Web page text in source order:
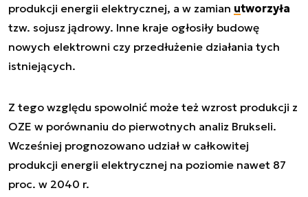
produkcji energii elektrycznej, a w zamian utworzyła
tzw. sojusz jądrowy. Inne kraje ogłosiły budowę
nowych elektrowni czy przedłużenie działania tych
istniejących.
Z tego względu spowolnić może też wzrost produkcji z
OZE w porównaniu do pierwotnych analiz Brukseli.
Wcześniej prognozowano udział w całkowitej
produkcji energii elektrycznej na poziomie nawet 87
proc. w 2040 r.